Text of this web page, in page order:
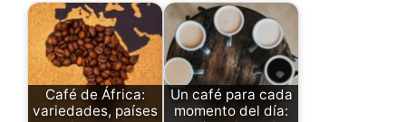
Café de África:
variedades, países
Un café para cada
momento del día: